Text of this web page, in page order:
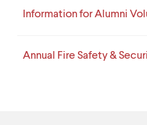
Information for Alumni
Annual Fire Safety &